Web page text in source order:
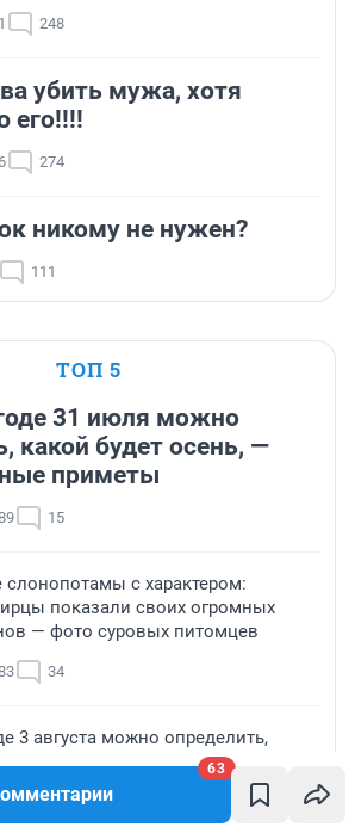
63
248
убить мужа, хотя
его!!!!
274
никому не нужен?
111
ТОП 5
31 июля можно
какой будет осень, —
приметы
15
слонопотамы с характером:
показали своих огромных
— фото суровых питомцев
34
3 августа можно определить,
декабрь, — приметы и поверья
11